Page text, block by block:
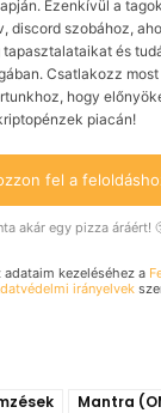
Ezenkívül a
discord szobához,
és
Csatlakozz
hogy
piacán!
fel a
akár egy pizza áráért!
adataim kezeléséhez a
irányelvek
Mantra